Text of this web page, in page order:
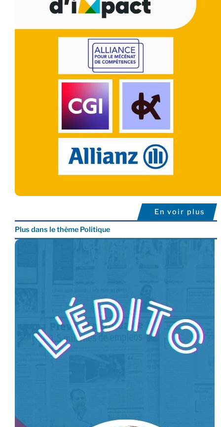
En voir plus
Plus dans le thème Politique